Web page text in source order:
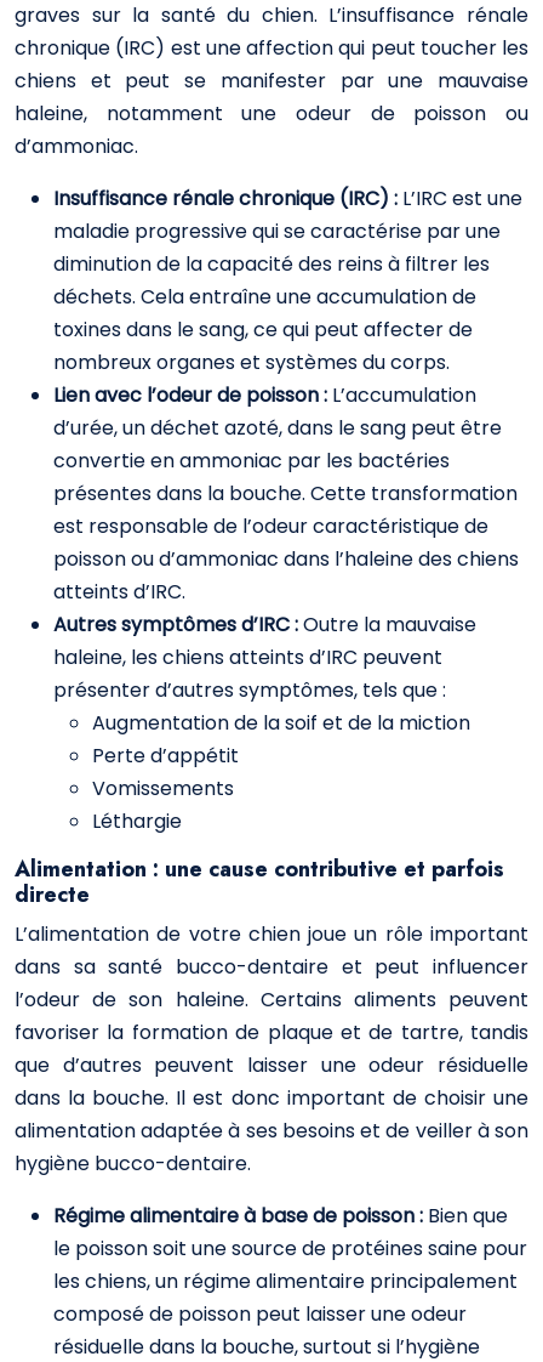
graves sur la santé du chien. L’insuffisance rénale
chronique (IRC) est une affection qui peut toucher les
chiens et peut se manifester par une mauvaise
haleine, notamment une odeur de poisson ou
d’ammoniac.
Insuffisance rénale chronique (IRC) : L’IRC est une
maladie progressive qui se caractérise par une
diminution de la capacité des reins à filtrer les
déchets. Cela entraîne une accumulation de
toxines dans le sang, ce qui peut affecter de
nombreux organes et systèmes du corps.
Lien avec l’odeur de poisson : L’accumulation
d’urée, un déchet azoté, dans le sang peut être
convertie en ammoniac par les bactéries
présentes dans la bouche. Cette transformation
est responsable de l’odeur caractéristique de
poisson ou d’ammoniac dans l’haleine des chiens
atteints d’IRC.
Autres symptômes d’IRC :Outre la mauvaise
haleine, les chiens atteints d’IRC peuvent
présenter d’autres symptômes, tels que :
Augmentation de la soif et de la miction
Perte d’appétit
Vomissements
Léthargie
Alimentation : une cause contributive et parfois
directe
L’alimentation de votre chien joue un rôle important
dans sa santé bucco-dentaire et peut influencer
l’odeur de son haleine. Certains aliments peuvent
favoriser la formation de plaque et de tartre, tandis
que d’autres peuvent laisser une odeur résiduelle
dans la bouche. Il est donc important de choisir une
alimentation adaptée à ses besoins et de veiller à son
hygiène bucco-dentaire.
Régime alimentaire à base de poisson : Bien que
le poisson soit une source de protéines saine pour
les chiens, un régime alimentaire principalement
composé de poisson peut laisser une odeur
résiduelle dans la bouche, surtout si l’hygiène